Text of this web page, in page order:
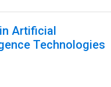
Artificial
Technologies